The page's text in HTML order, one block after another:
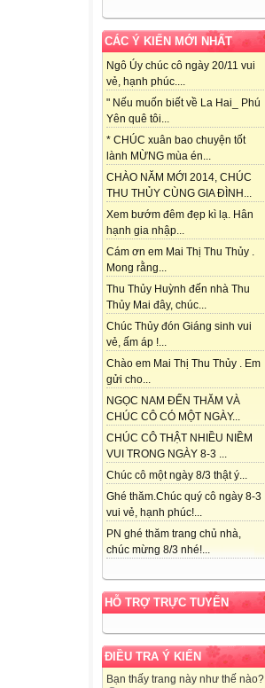
CÁC Ý KIẾN MỚI NHẤT
Ngô Úy chúc cô ngày 20/11 vui
vẻ, hạnh phúc....
" Nếu muốn biết về La Hai_ Phú
Yên quê tôi...
* CHÚC xuân bao chuyện tốt
lành MỪNG mùa én...
CHÀO NĂM MỚI 2014, CHÚC
THU THỦY CÙNG GIA ĐÌNH...
Xem bướm đêm đẹp kì lạ. Hân
hạnh gia nhập...
Cám ơn em Mai Thị Thu Thủy .
Mong rằng...
Thu Thủy Huỳnh đến nhà Thu
Thủy Mai đây, chúc...
Chúc Thủy đón Giáng sinh vui
vẻ, ấm áp !...
Chào em Mai Thị Thu Thủy . Em
gửi cho...
NGỌC NAM ĐẾN THĂM VÀ
CHÚC CÔ CÓ MỘT NGÀY...
CHÚC CÔ THẬT NHIỀU NIỀM
VUI TRONG NGÀY 8-3 ...
Chúc cô một ngày 8/3 thật ý...
Ghé thăm.Chúc quý cô ngày 8-3
vui vẻ, hạnh phúc!...
PN ghé thăm trang chủ nhà,
chúc mừng 8/3 nhé!...
HỖ TRỢ TRỰC TUYẾN
ĐIỀU TRA Ý KIẾN
Bạn thấy trang này như thế nào?